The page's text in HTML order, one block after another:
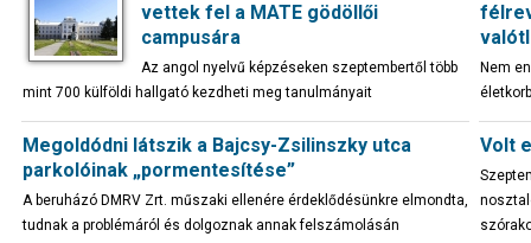
vettek fel a MATE gödöllői
campusára
Az angol nyelvű képzéseken szeptembertől több
mint 700 külföldi hallgató kezdheti meg tanulmányait
Nem
Megoldódni látszik a Bajcsy-Zsilinszky utca
parkolóinak „pormentesítése”
A beruházó DMRV Zrt. műszaki ellenére érdeklődésünkre elmondta,
tudnak a problémáról és dolgoznak annak felszámolásán
Volt